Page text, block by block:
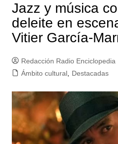
Jazz y música
deleite en
Vitier García-
Redacción Radio Enciclopedia
Ámbito cultural, Destacadas